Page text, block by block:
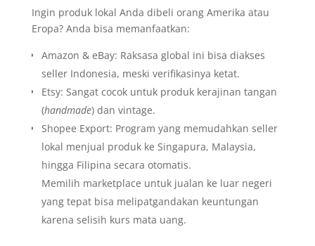
Ingin produk lokal Anda dibeli orang Amerika atau
Eropa? Anda bisa memanfaatkan:
Amazon & eBay: Raksasa global ini bisa diakses
seller Indonesia, meski verifikasinya ketat.
Etsy: Sangat cocok untuk produk kerajinan tangan
(handmade) dan vintage.
Shopee Export: Program yang memudahkan seller
lokal menjual produk ke Singapura, Malaysia,
hingga Filipina secara otomatis.
Memilih marketplace untuk jualan ke luar negeri
yang tepat bisa melipatgandakan keuntungan
karena selisih kurs mata uang.